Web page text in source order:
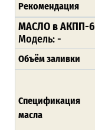
Рекомендация
МАСЛО в АКПП-6
Модель: -
Объём заливки
Спецификация
масла